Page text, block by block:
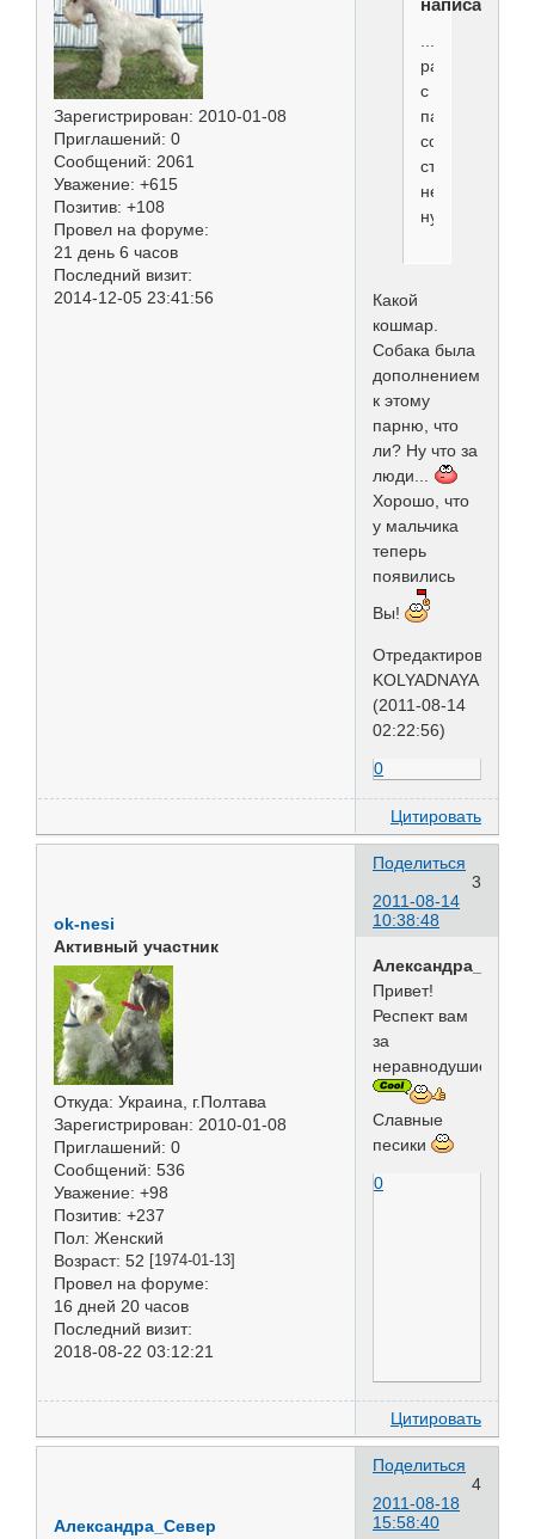
Зарегистрирован: 2010-01-08
Приглашений: 0
Сообщений: 2061
Уважение: +615
Позитив: +108
Провел на форуме:
21 день 6 часов
Последний визит:
2014-12-05 23:41:56
написал(а):
рассталась
с
парнем,
собака
стала
не
нужна...
Какой
кошмар.
Собака была
дополнением
к этому
парню, что
ли? Ну что за
люди...
Хорошо, что
у мальчика
теперь
появились
Вы!
Отредактировано
KOLYADNAYA
(2011-08-14
02:22:56)
0
Цитировать
Поделиться
3
2011-08-14
10:38:48
ok-nesi
Активный участник
Откуда: Украина, г.Полтава
Зарегистрирован: 2010-01-08
Приглашений: 0
Сообщений: 536
Уважение: +98
Позитив: +237
Пол: Женский
Возраст: 52 [1974-01-13]
Провел на форуме:
16 дней 20 часов
Последний визит:
2018-08-22 03:12:21
Александра_Север
Привет!
Респект вам
за
неравнодушие
Славные
песики
0
Цитировать
Поделиться
4
2011-08-18
15:58:40
Александра_Север